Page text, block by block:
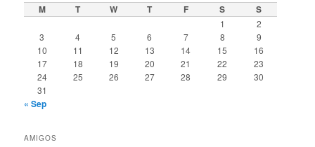
M T W T F S S
1
2
3
4 5 6 7 8
9
10
11 12 13 14 15
16
17
18 19 20 21 22
23
24
25 26 27 28 29
30
31
« Sep
AMIGOS